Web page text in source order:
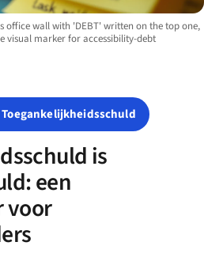
office wall with 'DEBT' written on the top one,
visual marker for accessibility-debt
is
een
voor